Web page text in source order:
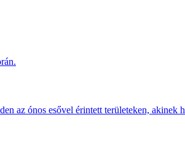
ónos esővel érintett területeken, akinek